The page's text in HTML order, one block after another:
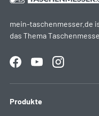
mein-taschenmesser.de
das Thema
FacebookYouTubeInstagram
Produkte